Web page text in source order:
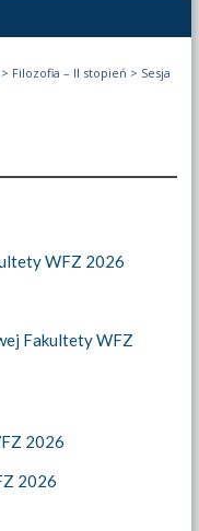
> Filozofia – II stopień > Sesja
WFZ 2026
Fakultety WFZ
2026
2026